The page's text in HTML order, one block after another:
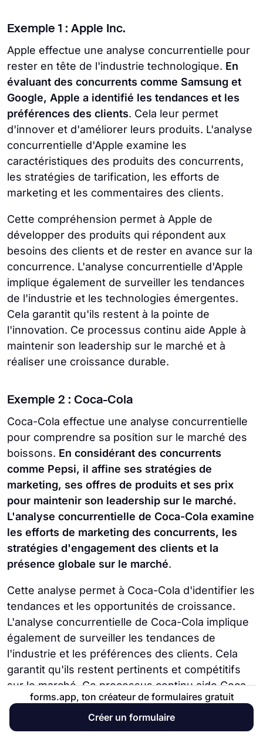
Exemple 1 : Apple Inc.
Apple effectue une analyse concurrentielle pour
rester en tête de l'industrie technologique. En
évaluant des concurrents comme Samsung et
Google, Apple a identifié les tendances et les
préférences des clients. Cela leur permet
d'innover et d'améliorer leurs produits. L'analyse
concurrentielle d'Apple examine les
caractéristiques des produits des concurrents,
les stratégies de tarification, les efforts de
marketing et les commentaires des clients.
Cette compréhension permet à Apple de
développer des produits qui répondent aux
besoins des clients et de rester en avance sur la
concurrence. L'analyse concurrentielle d'Apple
implique également de surveiller les tendances
de l'industrie et les technologies émergentes.
Cela garantit qu'ils restent à la pointe de
l'innovation. Ce processus continu aide Apple à
maintenir son leadership sur le marché et à
réaliser une croissance durable.
Exemple 2 : Coca-Cola
Coca-Cola effectue une analyse concurrentielle
pour comprendre sa position sur le marché des
boissons. En considérant des concurrents
comme Pepsi, il affine ses stratégies de
marketing, ses offres de produits et ses prix
pour maintenir son leadership sur le marché.
L'analyse concurrentielle de Coca-Cola examine
les efforts de marketing des concurrents, les
stratégies d'engagement des clients et la
présence globale sur le marché.
Cette analyse permet à Coca-Cola d'identifier les
tendances et les opportunités de croissance.
L'analyse concurrentielle de Coca-Cola implique
également de surveiller les tendances de
l'industrie et les préférences des clients. Cela
garantit qu'ils restent pertinents et compétitifs
sur le marché. Ce processus continu aide Coca-
Cola à maintenir son leadership sur le marché et
à réaliser une croissance durable.
forms.app, ton créateur de formulaires gratuit
Créer un formulaire